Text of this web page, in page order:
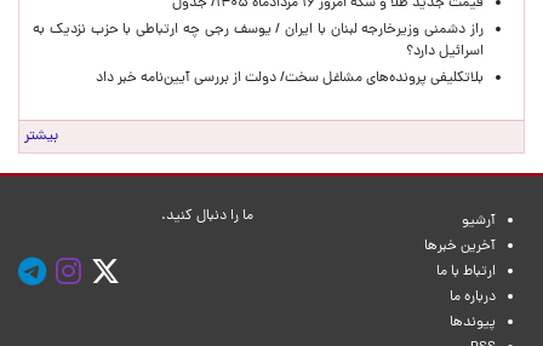
راز دشمنی وزیرخارجه لبنان با ایران / یوسف رجی چه ارتباطی با حزب نزدیک به
اسرائیل دارد؟
بلاتکلیفی پرونده‌های مشاغل سخت/ دولت از بررسی آیین‌نامه خبر داد
بیشتر
آرشیو
آخرین خبرها
ارتباط با ما
درباره ما
پیوندها
ما را دنبال کنید.